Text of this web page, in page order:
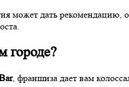
может дать рекомендацию,
городе?
, франшиза дает вам